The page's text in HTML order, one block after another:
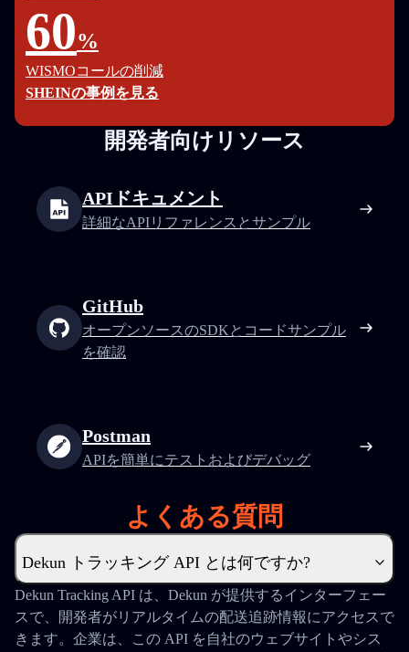
60%
WISMOコールの削減
SHEINの事例を見る
開発者向けリソース
APIドキュメント
詳細なAPIリファレンスとサンプル
GitHub
オープンソースのSDKとコードサンプル
を確認
Postman
APIを簡単にテストおよびデバッグ
よくある質問
Dekun トラッキング API とは何ですか?
Dekun Tracking API は、Dekun が提供するインターフェー
スで、開発者がリアルタイムの配送追跡情報にアクセスで
きます。企業は、この API を自社のウェブサイトやシス